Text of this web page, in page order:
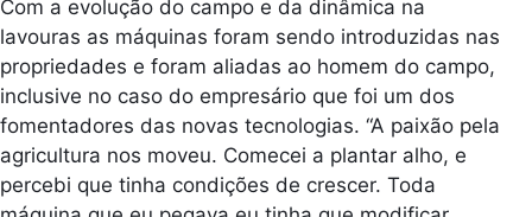
Com a evolução do campo e da dinâmica na
lavouras as máquinas foram sendo introduzidas nas
propriedades e foram aliadas ao homem do campo,
inclusive no caso do empresário que foi um dos
fomentadores das novas tecnologias. “A paixão pela
agricultura nos moveu. Comecei a plantar alho, e
percebi que tinha condições de crescer. Toda